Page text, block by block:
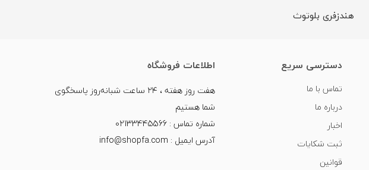
هندزفری بلوتوث
دسترسی سریع
تماس با ما
درباره ما
اخبار
ثبت شکایات
قوانین
اطلاعات فروشگاه
هفت روز هفته ، ۲۴ ساعت شبانه‌روز پاسخگوی
شما هستیم
شماره تماس : 02133445566
آدرس ایمیل : info@shopfa.com